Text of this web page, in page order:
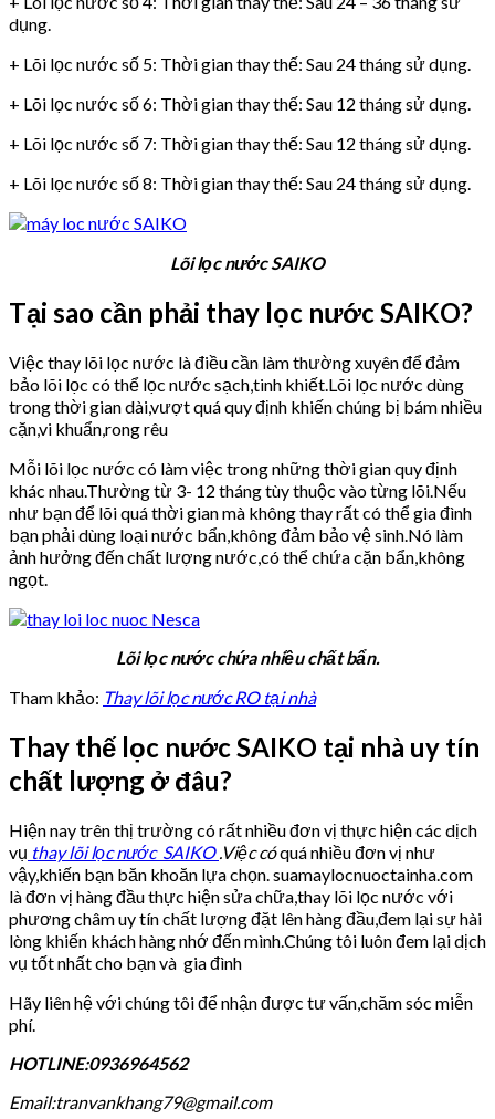
dụng.
+ Lõi lọc nước số 5: Thời gian thay thế: Sau 24 tháng sử dụng.
+ Lõi lọc nước số 6: Thời gian thay thế: Sau 12 tháng sử dụng.
+ Lõi lọc nước số 7: Thời gian thay thế: Sau 12 tháng sử dụng.
+ Lõi lọc nước số 8: Thời gian thay thế: Sau 24 tháng sử dụng.
Lõi lọc nước SAIKO
Tại sao cần phải thay lọc nước SAIKO?
Việc thay lõi lọc nước là điều cần làm thường xuyên để đảm
bảo lõi lọc có thể lọc nước sạch,tinh khiết.Lõi lọc nước dùng
trong thời gian dài,vượt quá quy định khiến chúng bị bám nhiều
cặn,vi khuẩn,rong rêu
Mỗi lõi lọc nước có làm việc trong những thời gian quy định
khác nhau.Thường từ 3- 12 tháng tùy thuộc vào từng lõi.Nếu
như bạn để lõi quá thời gian mà không thay rất có thể gia đình
bạn phải dùng loại nước bẩn,không đảm bảo vệ sinh.Nó làm
ảnh hưởng đến chất lượng nước,có thể chứa cặn bẩn,không
ngọt.
Lõi lọc nước chứa nhiều chất bẩn.
Tham khảo: Thay lõi lọc nước RO tại nhà
Thay thế lọc nước SAIKO tại nhà uy tín
chất lượng ở đâu?
Hiện nay trên thị trường có rất nhiều đơn vị thực hiện các dịch
vụ thay lõi lọc nước SAIKO .Việc cóquá nhiều đơn vị như
vậy,khiến bạn băn khoăn lựa chọn. suamaylocnuoctainha.com
là đơn vị hàng đầu thực hiện sửa chữa,thay lõi lọc nước với
phương châm uy tín chất lượng đặt lên hàng đầu,đem lại sự hài
lòng khiến khách hàng nhớ đến mình.Chúng tôi luôn đem lại dịch
vụ tốt nhất cho bạn và gia đình
Hãy liên hệ với chúng tôi để nhận được tư vấn,chăm sóc miễn
phí.
HOTLINE:0936964562
Email:tranvankhang79@gmail.com